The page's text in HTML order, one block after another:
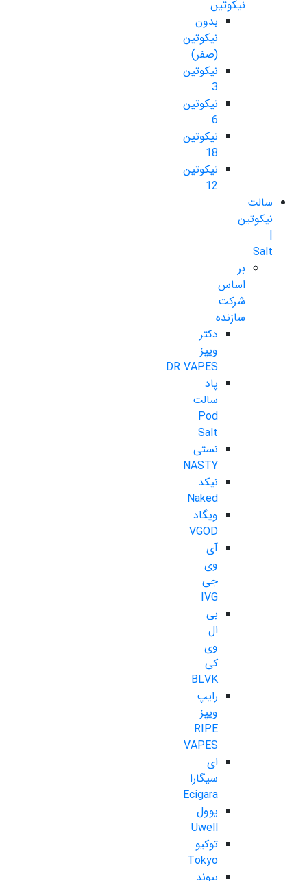
نیکوتین
بدون
نیکوتین
(صفر)
نیکوتین
3
نیکوتین
6
نیکوتین
18
نیکوتین
12
سالت
نیکوتین
|
Salt
بر
اساس
شرکت
سازنده
دکتر
ویپز
DR.VAPES
پاد
سالت
Pod
Salt
نستی
NASTY
نیکد
Naked
ویگاد
VGOD
آی
وی
جی
IVG
بی
ال
وی
کی
BLVK
رایپ
ویپز
RIPE
VAPES
ای
سیگارا
Ecigara
یوول
Uwell
توکیو
Tokyo
بیوند